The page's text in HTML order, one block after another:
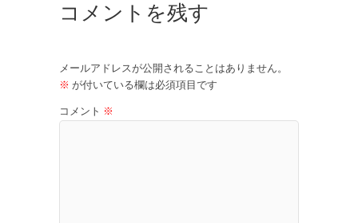
コメントを残す
メールアドレスが公開されることはありません。
※ が付いている欄は必須項目です
コメント ※